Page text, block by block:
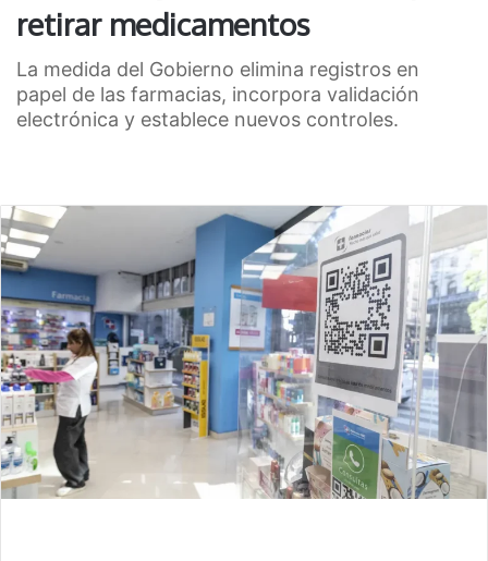
retirar medicamentos
La medida del Gobierno elimina registros en
papel de las farmacias, incorpora validación
electrónica y establece nuevos controles.